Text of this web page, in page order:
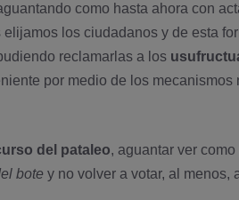
como hasta ahora con
los ciudadanos y de esta
reclamarlas a los
por medio de los mecanismos
del pataleo, aguantar ver
bote y no volver a votar, al menos,